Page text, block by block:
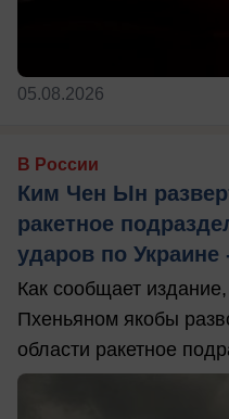
05.08.2026
В России
Ким Чен Ын
ракетное
ударов по Украине
Как сообщает
Пхеньяном якобы
области ракетное